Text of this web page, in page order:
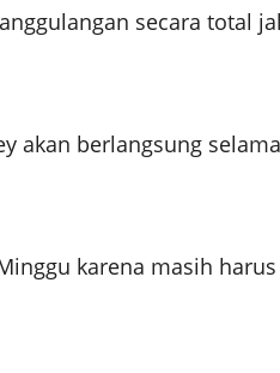
secara total
akan berlangsung
karena masih